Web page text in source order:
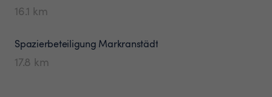
16.1 km
Spazierbeteiligung Markranstädt
17.8 km